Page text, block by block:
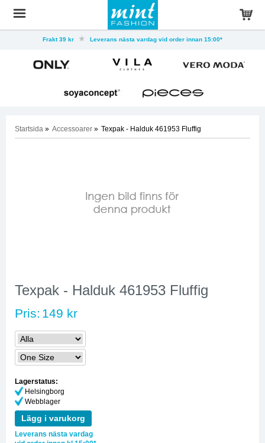
Frakt 39 kr Leverans nästa vardag vid order innan 15:00*
Startsida » Accessoarer » Texpak - Halduk 461953 Fluffig
Texpak - Halduk 461953 Fluffig
Pris: 149 kr
Lagerstatus:
Helsingborg
Webblager
Lägg i varukorg
Leverans nästa vardag